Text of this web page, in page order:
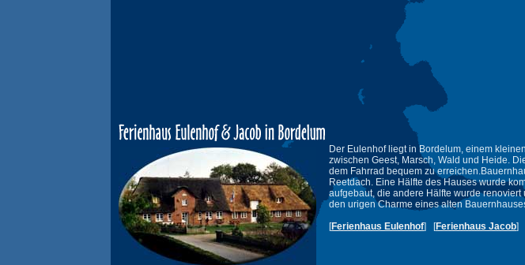
Der Eulenhof liegt in Bordelum, einem
zwischen Geest, Marsch, Wald und Heide.
dem Fahrrad bequem zu
Reetdach. Eine Hälfte des Hauses wurde
aufgebaut, die andere Hälfte wurde renoviert
den urigen Charme eines alten
[Ferienhaus Eulenhof] [Ferienhaus Jacob]